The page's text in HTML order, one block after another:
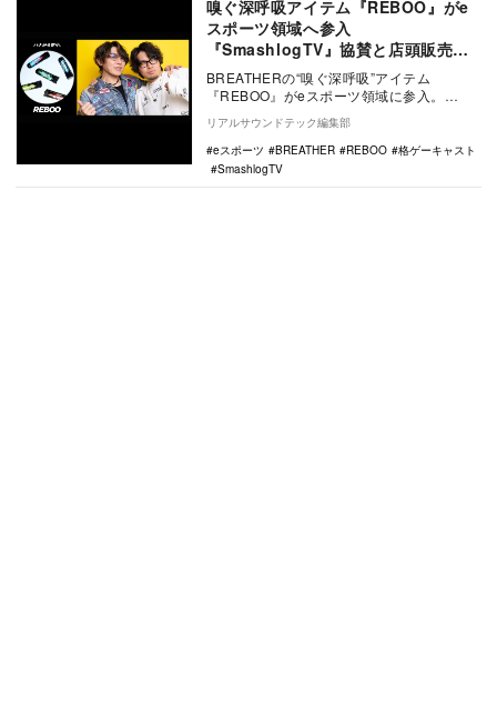
嗅ぐ深呼吸アイテム『REBOO』がe
スポーツ領域へ参入
『SmashlogTV』協賛と店頭販売を
実施
BREATHERの“嗅ぐ深呼吸”アイテム
『REBOO』がeスポーツ領域に参入。
YouTube番組『SmashlogTV 格ゲーキ…
リアルサウンドテック編集部
eスポーツ
BREATHER REBOO
格ゲーキャスト
SmashlogTV